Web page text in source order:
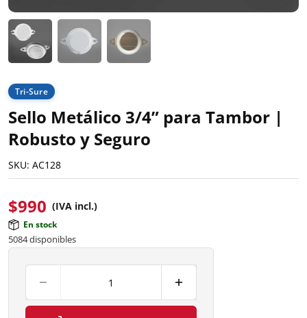
Tri-Sure
Sello Metálico 3/4” para Tambor |
Robusto y Seguro
SKU: AC128
$990 (IVA incl.)
En stock
5084 disponibles